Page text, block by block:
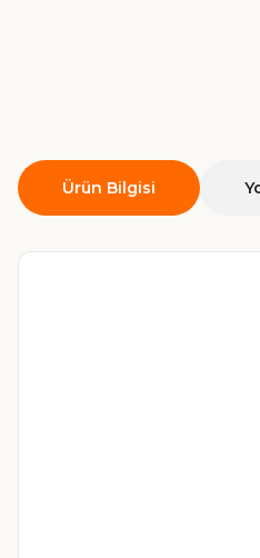
Ürün Bilgisi